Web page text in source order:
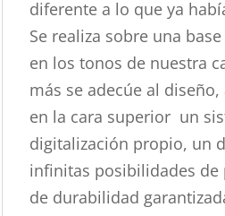
diferente a lo que ya
Se realiza sobre una
en los tonos de nuestra
más se adecúe al
en la cara superior un
digitalización propio, un
infinitas posibilidades de
de durabilidad